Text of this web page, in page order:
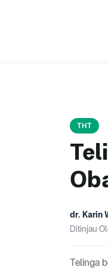
THT
dr. Karin
Ditinjau
Telinga